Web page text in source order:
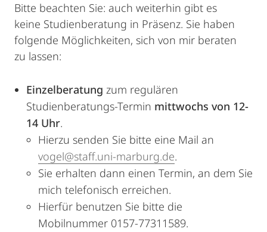
Bitte beachten Sie: auch weiterhin gibt es
keine Studienberatung in Präsenz. Sie haben
folgende Möglichkeiten, sich von mir beraten
zu lassen:
Einzelberatung zum regulären
Studienberatungs-Termin mittwochs von 12-
14 Uhr.
Hierzu senden Sie bitte eine Mail an
vogel@staff.uni-marburg.de.
Sie erhalten dann einen Termin, an dem Sie
mich telefonisch erreichen.
Hierfür benutzen Sie bitte die
Mobilnummer 0157-77311589.